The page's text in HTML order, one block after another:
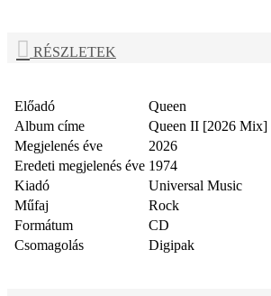
RÉSZLETEK
Előadó
Queen
Album címe
Queen II [2026 Mix]
Megjelenés éve
2026
Eredeti megjelenés éve 1974
Kiadó
Universal Music
Műfaj
Rock
Formátum
CD
Csomagolás
Digipak